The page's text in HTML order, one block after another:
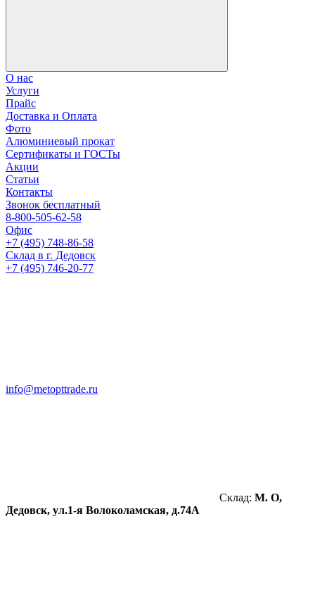
О нас
Услуги
Прайс
Доставка и Оплата
Фото
Алюминиевый прокат
Сертификаты и ГОСТы
Акции
Статьи
Контакты
Звонок бесплатный
8-800-505-62-58
Офис
+7 (495) 748-86-58
Склад в г. Дедовск
+7 (495) 746-20-77
info@metopttrade.ru
Склад: М. О,
Дедовск, ул.1-я Волоколамская, д.74А